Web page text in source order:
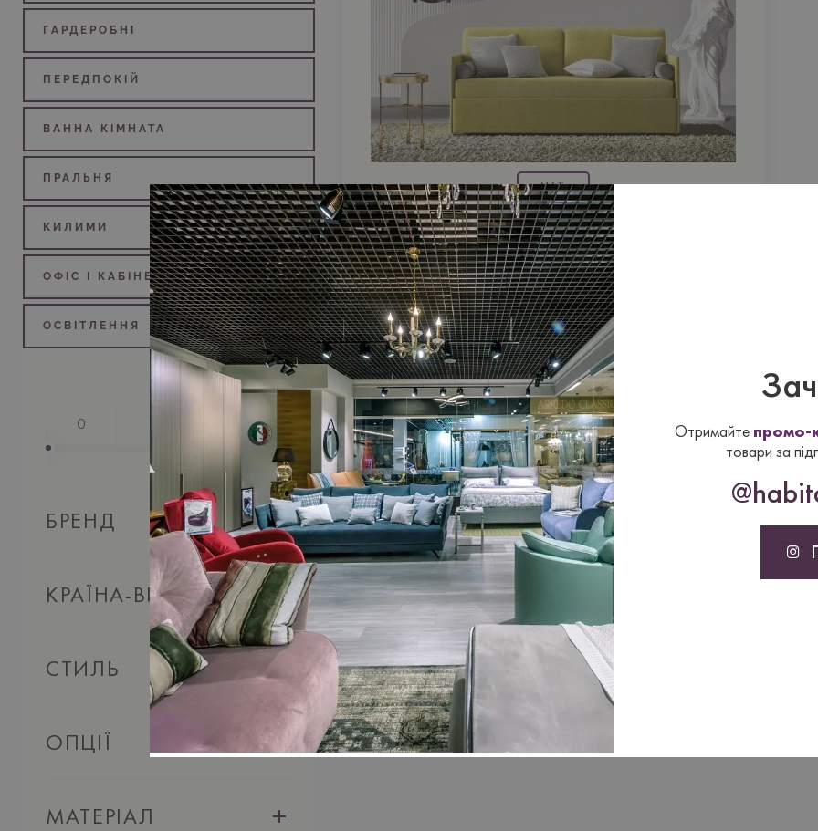
Отримайте промо-
товари за
HIT
Диван-ліжко LANTANA
ДИВАНИ РОЗКЛАДНІ ДИТЯЧІ
92 924 грн
Купити
Ціна:
БРЕНД
КРАЇНА-ВИРОБНИК
СТИЛЬ
ОПЦІЇ
МАТЕРIАЛ
ГАРДЕРОБНІ
ПЕРЕДПОКIЙ
ВАННА КІМНАТА
ПРАЛЬНЯ
КИЛИМИ
ОФIС І КАБІНЕТ
ОСВIТЛЕННЯ